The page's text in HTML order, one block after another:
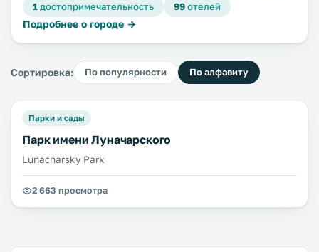
1достопримечательность 99отелей
Подробнее о городе →
Сортировка: По популярности По алфавиту
Парки и сады
Парк имени Луначарского
Lunacharsky Park
2 663 просмотра